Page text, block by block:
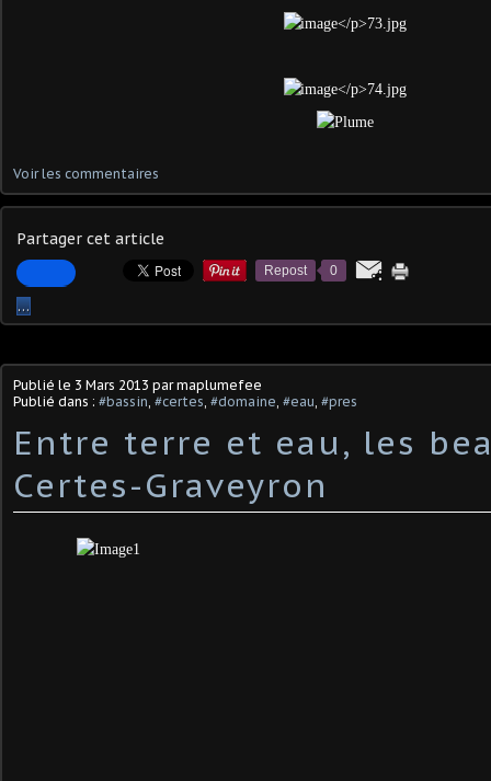
Voir les commentaires
Partager cet article
Repost 0
…
Publié le 3 Mars 2013 par maplumefee
Publié dans : #bassin #certes #domaine #eau #pres
Entre terre et eau, les
Certes-Graveyron